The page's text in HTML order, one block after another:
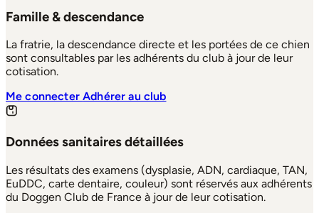
Famille & descendance
La fratrie, la descendance directe et les portées de ce chien
sont consultables par les adhérents du club à jour de leur
cotisation.
Me connecterAdhérer au club
Données sanitaires détaillées
Les résultats des examens (dysplasie, ADN, cardiaque, TAN,
EuDDC, carte dentaire, couleur) sont réservés aux adhérents
du Doggen Club de France à jour de leur cotisation.